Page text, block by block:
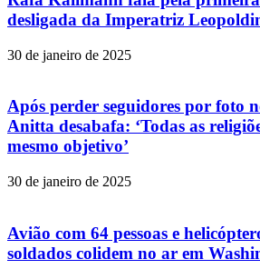
desligada da Imperatriz
30 de janeiro de 2025
Após perder seguidores por foto
Anitta desabafa: ‘Todas as
mesmo objetivo’
30 de janeiro de 2025
Avião com 64 pessoas e
soldados colidem no ar em